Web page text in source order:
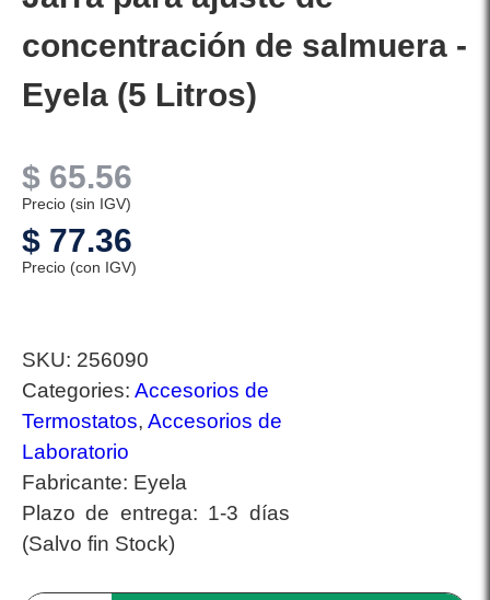
concentración de salmuera -
Eyela (5 Litros)
$ 65.56
Precio (sin IGV)
$ 77.36
Precio (con IGV)
SKU: 256090
Categories: Accesorios de
Termostatos, Accesorios de
Laboratorio
Fabricante: Eyela
Plazo de entrega: 1-3 días
(Salvo fin Stock)